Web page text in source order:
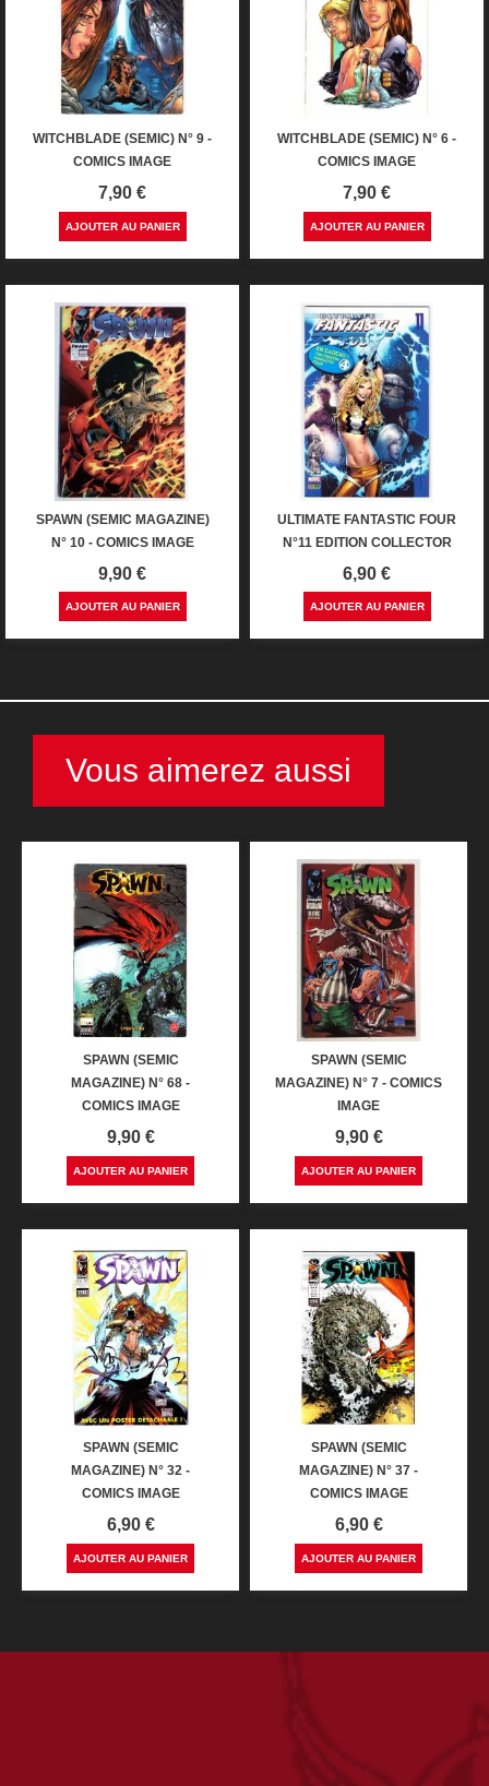
WITCHBLADE (SEMIC) N° 9 -
COMICS IMAGE
Prix
7,90 €
AJOUTER AU PANIER
WITCHBLADE (SEMIC) N° 6 -
COMICS IMAGE
Prix
7,90 €
AJOUTER AU PANIER
SPAWN (SEMIC MAGAZINE)
N° 10 - COMICS IMAGE
Prix
9,90 €
AJOUTER AU PANIER
ULTIMATE FANTASTIC FOUR
N°11 EDITION COLLECTOR
Prix
6,90 €
AJOUTER AU PANIER
Vous aimerez aussi
SPAWN (SEMIC
MAGAZINE) N° 68 -
COMICS IMAGE
Prix
9,90 €
AJOUTER AU PANIER
SPAWN (SEMIC
MAGAZINE) N° 7 - COMICS
IMAGE
Prix
9,90 €
AJOUTER AU PANIER
SPAWN (SEMIC
MAGAZINE) N° 32 -
COMICS IMAGE
Prix
6,90 €
AJOUTER AU PANIER
SPAWN (SEMIC
MAGAZINE) N° 37 -
COMICS IMAGE
Prix
6,90 €
AJOUTER AU PANIER